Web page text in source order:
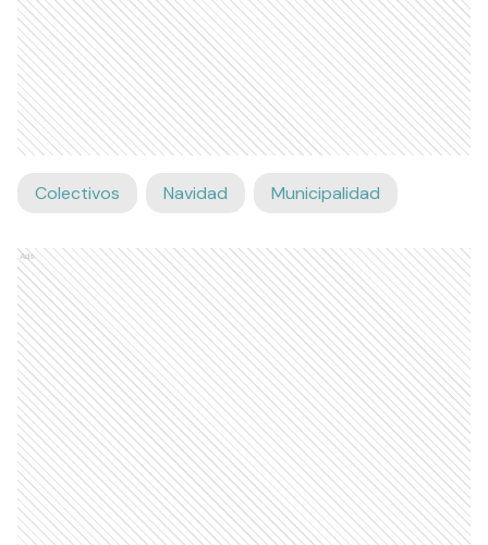
Colectivos Navidad Municipalidad
Ads